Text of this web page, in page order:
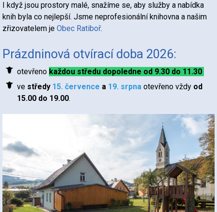
I když jsou prostory malé, snažíme se, aby služby a nabídka
knih byla co nejlepší. Jsme neprofesionální knihovna a našim
zřizovatelem je Obec Ratiboř.
Prázdninová otvírací doba 2026:
otevřeno každou středu dopoledne od 9.30 do 11.30
ve středy 15. července a 19. srpna otevřeno vždy od
15.00 do 19.00.